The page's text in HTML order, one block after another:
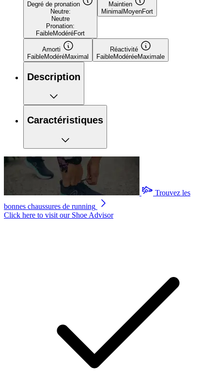
Degré de pronation
Neutre:
Neutre
Pronation:
FaibleModéréFort
Maintien
Minimal MoyenFort
Amorti
FaibleModéréMaximal
Réactivité
FaibleModéréeMaximale
Description
Caractéristiques
Trouvez les
bonnes chaussures de running
Click here to visit our Shoe Advisor